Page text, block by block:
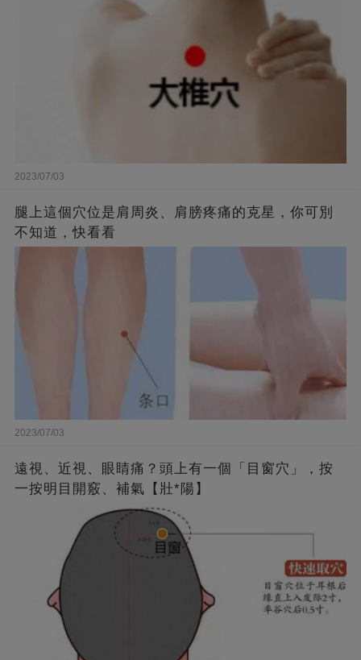
2023/07/03
腿上這個穴位是肩周炎、肩膀疼痛的克星，你可別
不知道，快看看
2023/07/03
遠視、近視、眼睛痛？頭上有一個「目窗穴」，按
一按明目開竅、補氣【壯*陽】